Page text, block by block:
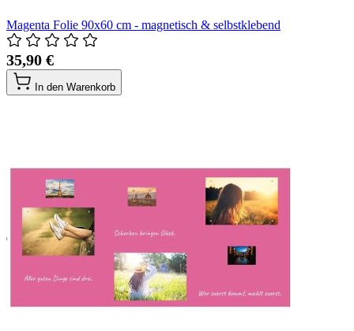
Magenta Folie 90x60 cm - magnetisch & selbstklebend
35,90 €
In den Warenkorb